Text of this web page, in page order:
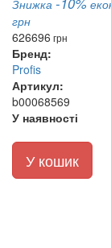
Знижка
грн
626696 грн
Бренд:
Profis
Артикул:
b00068569
У наявності
У кошик